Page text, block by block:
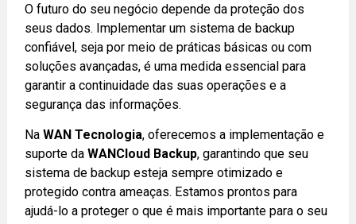
O futuro do seu negócio depende da proteção dos
seus dados. Implementar um sistema de backup
confiável, seja por meio de práticas básicas ou com
soluções avançadas, é uma medida essencial para
garantir a continuidade das suas operações e a
segurança das informações.
NaWAN Tecnologia, oferecemos a implementação e
suporte daWANCloud Backup, garantindo que seu
sistema de backup esteja sempre otimizado e
protegido contra ameaças. Estamos prontos para
ajudá-lo a proteger o que é mais importante para o seu